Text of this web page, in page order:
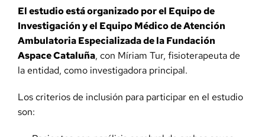
El estudio está organizado por el Equipo de
Investigación y el Equipo Médico de Atención
Ambulatoria Especializada de la Fundación
Aspace Cataluña, con Míriam Tur, fisioterapeuta de
la entidad, como investigadora principal.
Los criterios de inclusión para participar en el estudio
son: